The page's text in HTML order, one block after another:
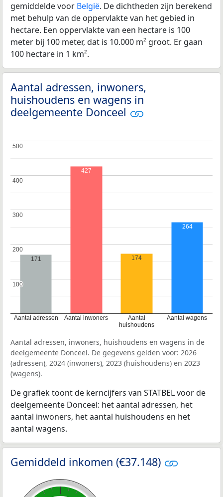
gemiddelde voor België. De dichtheden zijn berekend
met behulp van de oppervlakte van het gebied in
hectare. Een oppervlakte van een hectare is 100
meter bij 100 meter, dat is 10.000 m² groot. Er gaan
100 hectare in 1 km².
Aantal adressen, inwoners,
huishoudens en wagens in
deelgemeente Donceel
Aantal adressen Aantal inwoners
Aantal
huishoudens
Aantal wagens
100
100
200
200
300
300
400
400
500
500
171
427
174
264
Aantal adressen, inwoners, huishoudens en wagens in de
deelgemeente Donceel. De gegevens gelden voor: 2026
(adressen), 2024 (inwoners), 2023 (huishoudens) en 2023
(wagens).
De grafiek toont de kerncijfers van STATBEL voor de
deelgemeente Donceel: het aantal adressen, het
aantal inwoners, het aantal huishoudens en het
aantal wagens.
Gemiddeld inkomen (€37.148)